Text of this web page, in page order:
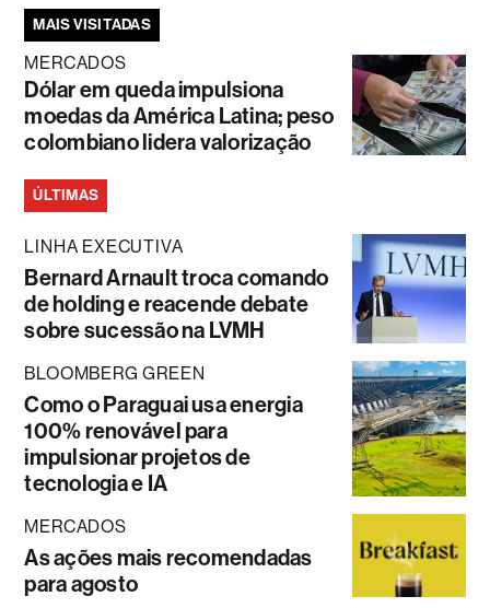
MAIS VISITADAS
MERCADOS
Dólar em queda impulsiona
moedas da América Latina; peso
colombiano lidera valorização
ÚLTIMAS
LINHA EXECUTIVA
Bernard Arnault troca comando
de holding e reacende debate
sobre sucessão na LVMH
BLOOMBERG GREEN
Como o Paraguai usa energia
100% renovável para
impulsionar projetos de
tecnologia e IA
MERCADOS
As ações mais recomendadas
para agosto